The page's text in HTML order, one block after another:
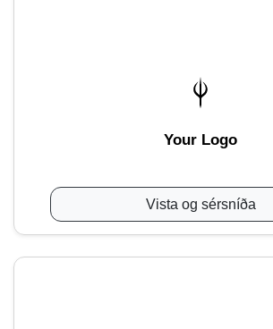
Your Logo
Vista og sérsníða